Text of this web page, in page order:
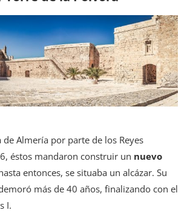
de Almería por parte de los Reyes
éstos mandaron construir un nuevo
entonces, se situaba un alcázar. Su
más de 40 años, finalizando con el
I.